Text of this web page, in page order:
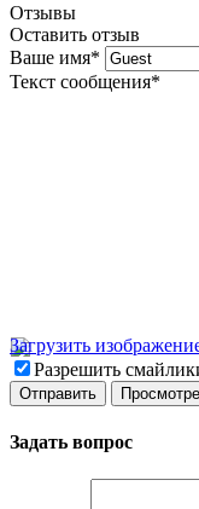
Отзывы
Оставить отзыв
Ваше имя*
Текст сообщения*
Загрузить
Разрешить
Задать вопрос